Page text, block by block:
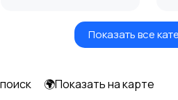
ИнформационныеПоказать все
🌍Показать на карте